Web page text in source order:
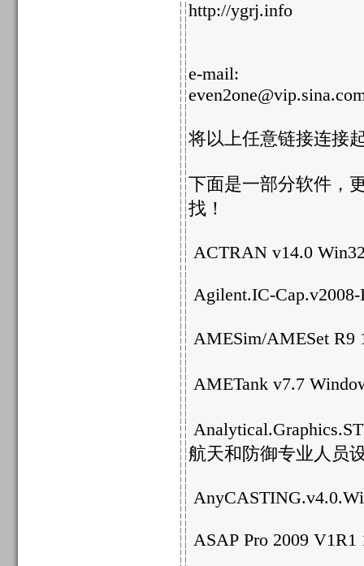
http://ygrj.info
e-mail:
将以上任意链接连接
下面是一部分软件，
找！
ACTRAN v14.0
Agilent.IC-
AMESim/AMESet
AMETank v7.7
航天和防御专业人员
ASAP Pro 2009 V1R1